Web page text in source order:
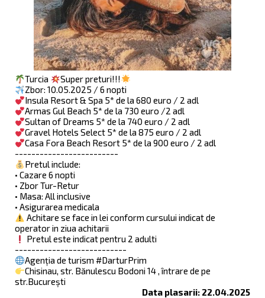
Turcia
Super preturi!!!
Zbor: 10.05.2025 / 6 nopti
Insula Resort & Spa 5* de la 680 euro / 2 adl
Armas Gul Beach 5* de la 730 euro /2 adl
Sultan of Dreams 5* de la 740 euro / 2 adl
Gravel Hotels Select 5* de la 875 euro / 2 adl
Casa Fora Beach Resort 5* de la 900 euro / 2 adl
-------------------------
Pretul include:
• Cazare 6 nopti
• Zbor Tur-Retur
• Masa: All inclusive
• Asigurarea medicala
Achitare se face in lei conform cursului indicat de
operator in ziua achitarii
Pretul este indicat pentru 2 adulti
---------------------------
Agenția de turism #DarturPrim
Chisinau, str. Bănulescu Bodoni 14 , întrare de pe
str.București
Data plasarii: 22.04.2025